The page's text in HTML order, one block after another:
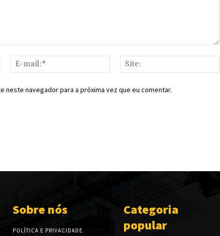
Nome:*
mail:*
neste navegador para a próxima vez que eu comentar.
Sobre nós
POLÍTICA E PRIVACIDADE
Categoria
popular